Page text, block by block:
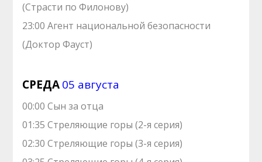
(Страсти по Филонову)
23:00 Агент национальной безопасности
(Доктор Фауст)
СРЕДА05 августа
00:00 Сын за отца
01:35 Стреляющие горы (2-я серия)
02:30 Стреляющие горы (3-я серия)